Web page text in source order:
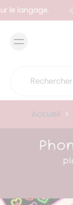
le langage.
Accueil >